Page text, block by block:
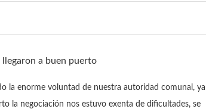
llegaron a buen puerto
la enorme voluntad de nuestra autoridad comunal, ya
la negociación nos estuvo exenta de dificultades, se